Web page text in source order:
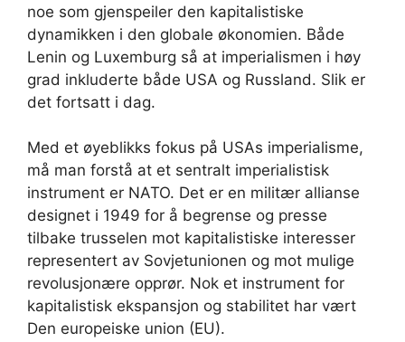
noe som gjenspeiler den kapitalistiske
dynamikken i den globale økonomien. Både
Lenin og Luxemburg så at imperialismen i høy
grad inkluderte både USA og Russland. Slik er
det fortsatt i dag.
Med et øyeblikks fokus på USAs imperialisme,
må man forstå at et sentralt imperialistisk
instrument er NATO. Det er en militær allianse
designet i 1949 for å begrense og presse
tilbake trusselen mot kapitalistiske interesser
representert av Sovjetunionen og mot mulige
revolusjonære opprør. Nok et instrument for
kapitalistisk ekspansjon og stabilitet har vært
Den europeiske union (EU).